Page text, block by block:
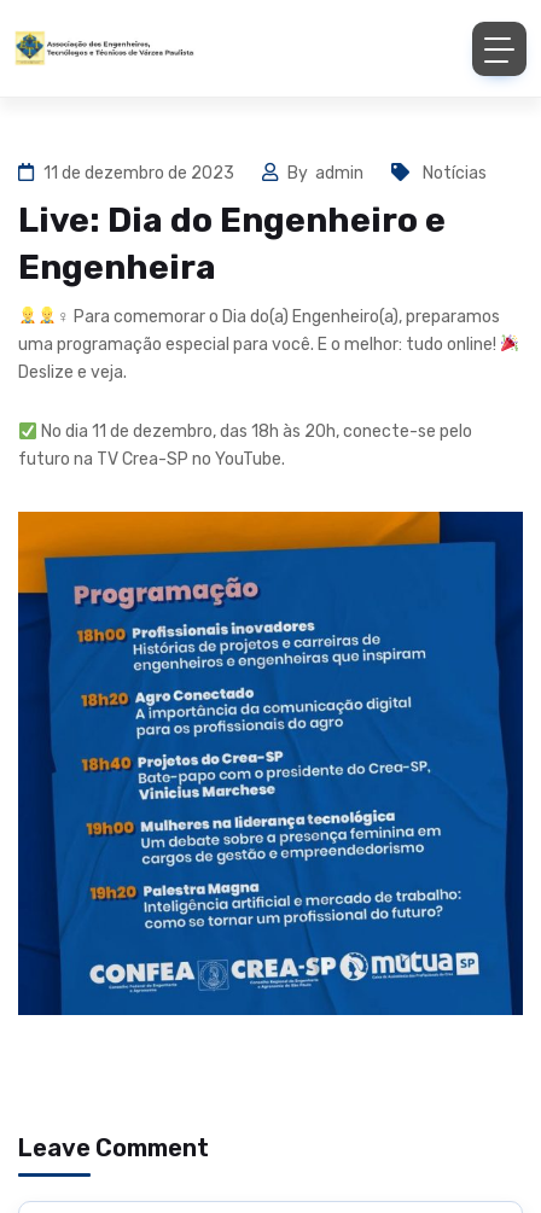
11 de dezembro de 2023 By admin Notícias
Live: Dia do Engenheiro e
Engenheira
♀ Para comemorar o Dia do(a) Engenheiro(a), preparamos
uma programação especial para você. E o melhor: tudo online!
Deslize e veja.
No dia 11 de dezembro, das 18h às 20h, conecte-se pelo
futuro na TV Crea-SP no YouTube.
Leave Comment